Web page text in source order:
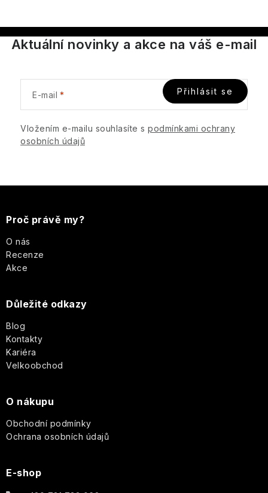
p
u
Aktuální novinky a akce na váš e-mail
E-mail
Vložením e-mailu souhlasíte s podmínkami ochrany
osobních údajů
Přihlásit se
á
p
a
t
Proč právě my?
O nás
Recenze
Akce
Důležité odkazy
Blog
Kontakty
Kariéra
Velkoobchod
O nákupu
Obchodní podmínky
Ochrana osobních údajů
E-shop